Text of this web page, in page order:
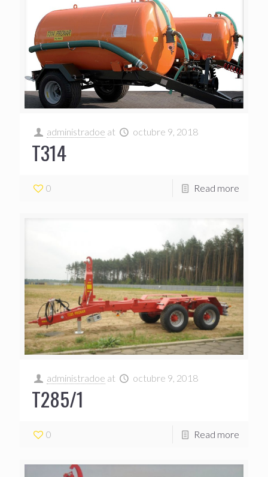
administradoe at octubre 9, 2018
T314
0 Read more
administradoe at octubre 9, 2018
T285/1
0 Read more